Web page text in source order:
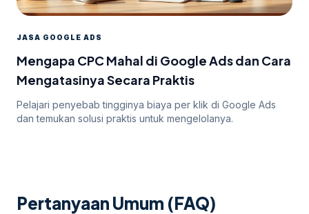
JASA GOOGLE ADS
Mengapa CPC Mahal di Google Ads dan Cara
Mengatasinya Secara Praktis
Pelajari penyebab tingginya biaya per klik di Google Ads
dan temukan solusi praktis untuk mengelolanya.
Pertanyaan Umum (FAQ)